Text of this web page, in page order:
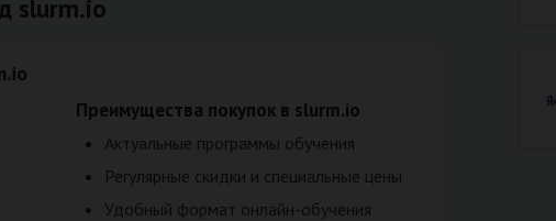
slurm.io
Преимущества покупок в slurm.io
Актуальные программы обучения
Регулярные скидки и специальные цены
Удобный формат онлайн-обучения